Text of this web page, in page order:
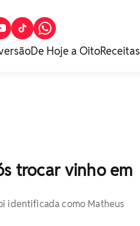
De Hoje a OitoReceitas
trocar vinho em
identificada como Matheus